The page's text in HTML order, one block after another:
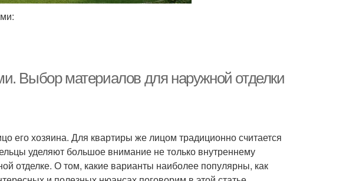
Выбор материалов для наружной отделки
его хозяина. Для квартиры же лицом традиционно считается
уделяют большое внимание не только внутреннему
отделке. О том, какие варианты наиболее популярны, как